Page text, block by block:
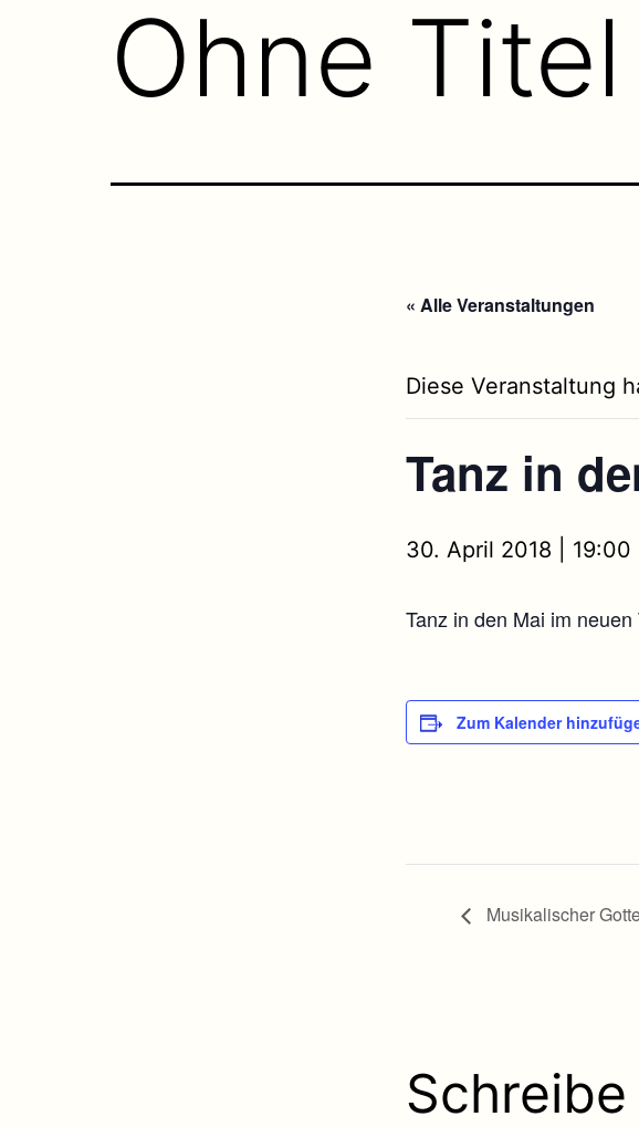
Ohne Titel
« Alle Veranstaltungen
Diese Veranstaltung
Tanz in
30. April 2018 | 19:00
Tanz in den Mai im
Zum Kalender
Musikalischer